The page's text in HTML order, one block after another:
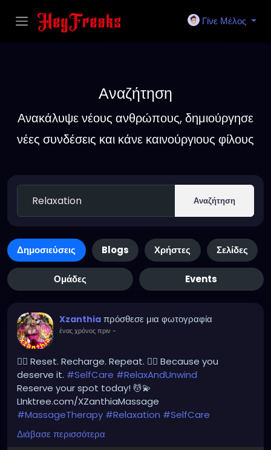
Γίνε Μέλος
Αναζήτηση
Ανακάλυψε νέους ανθρώπους, δημιούργησε
νέες συνδέσεις και κάνε καινούργιους φίλους
Αναζήτηση
Δημοσιεύσεις Blogs Χρήστες Σελίδες
Ομάδες Events
Xzanthia πρόσθεσε μια φωτογραφία
ένας χρόνος πριν -
💆‍♂️ Reset. Recharge. Repeat. 💆‍♀️ Because you
deserve it. #SelfCare #RelaxAndUnwind
Reserve your spot today! 💆💫
LInktree.com/XZanthiaMassage
#MassageTherapy #Relaxation #SelfCare
#WellnessJourney
#BodyAndMind#WellnessTherapy
Διάβασε περισσότερα